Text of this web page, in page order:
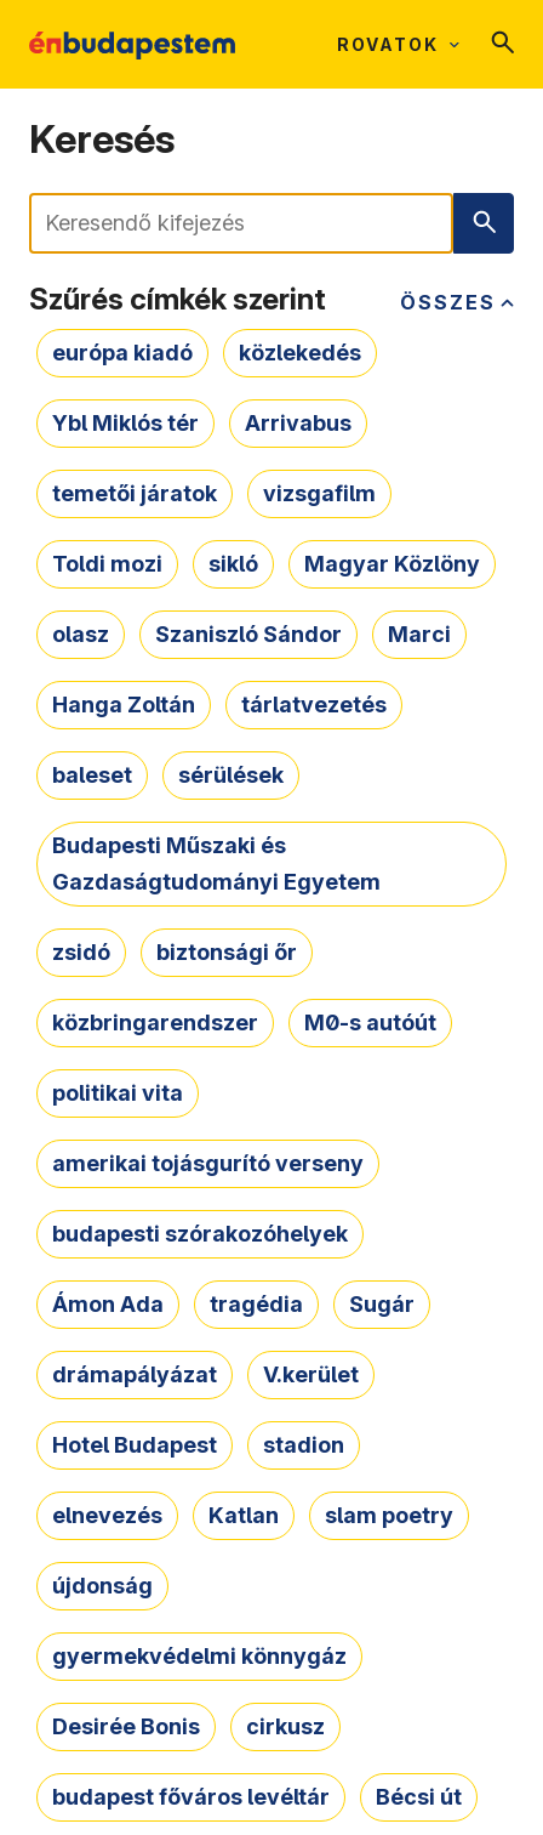
ROVATOK
Keresés
Keresés
ÖSSZES
Szűrés címkék szerint
európa kiadó közlekedés
Ybl Miklós tér Arrivabus
temetői járatok vizsgafilm
Toldi mozi sikló Magyar Közlöny
olasz Szaniszló Sándor Marci
Hanga Zoltán tárlatvezetés
baleset sérülések
Budapesti Műszaki és
Gazdaságtudományi Egyetem
zsidó biztonsági őr
közbringarendszer M0-s autóút
politikai vita
amerikai tojásgurító verseny
budapesti szórakozóhelyek
Ámon Ada tragédia Sugár
drámapályázat V.kerület
Hotel Budapest stadion
elnevezés Katlan slam poetry
újdonság
gyermekvédelmi könnygáz
Desirée Bonis cirkusz
budapest főváros levéltár Bécsi út